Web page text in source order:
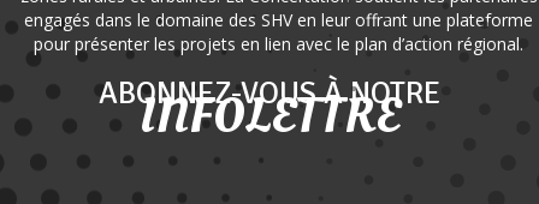
engagés dans le domaine des SHV en leur offrant une plateforme
pour présenter les projets en lien avec le plan d’action régional.
ABONNEZ-VOUS À NOTRE
INFOLETTRE